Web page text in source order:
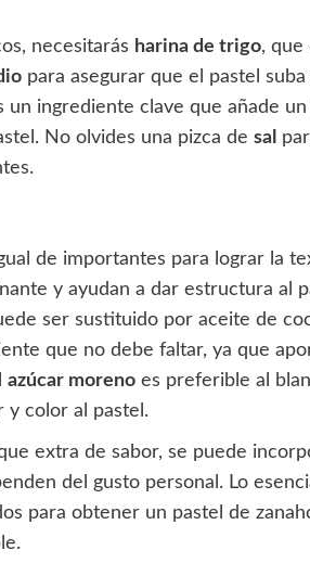
necesitarás harina de trigo, que
para asegurar que el pastel
un ingrediente clave que añade
No olvides una pizca de sal
de importantes para lograr la
y ayudan a dar estructura al
ser sustituido por aceite de
que no debe faltar, ya que
azúcar moreno es preferible al
y color al pastel.
extra de sabor, se puede
del gusto personal. Lo
para obtener un pastel de